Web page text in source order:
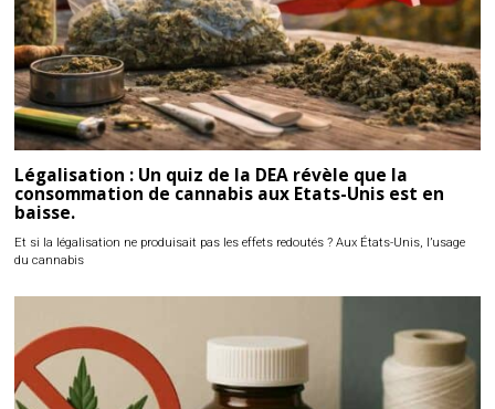
Légalisation : Un quiz de la DEA révèle que la
consommation de cannabis aux Etats-Unis est en
baisse.
Et si la légalisation ne produisait pas les effets redoutés ? Aux États-Unis, l’usage
du cannabis